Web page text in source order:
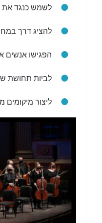
לשמש כנגד את
להציג דרך
הפגישו אנשים
לביות תחושת
ליצור מיקומים